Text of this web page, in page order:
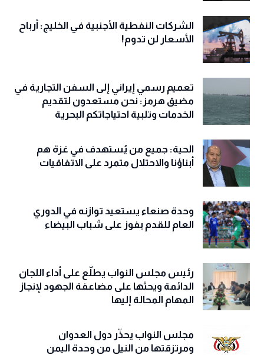
الشركات النفطية الأجنبية في الخليج: أرباح
الأسعار لن تدوم!
تعميم رسمي إيراني إلى السفن التجارية في
مضيق هرمز: نحن مستعدون لتقديم
الخدمات وتلبية احتياجاتكم البحرية
الحية: جميع من يُستهدف في غزة هم
أبناؤنا والاحتلال متمرد على الاتفاقيات
وحدة صنعاء يستعيد توازنه في الدوري
العام للقدم بفوز على شباب البيضاء
رئيس مجلس النواب يطلّع على أداء اللجان
الدائمة ويحثها على مضاعفة الجهود لإنجاز
المهام المحالة إليها
مجلس النواب يحذّّر دول العدوان
ومرتزقتها من النيل من وحدة اليمن